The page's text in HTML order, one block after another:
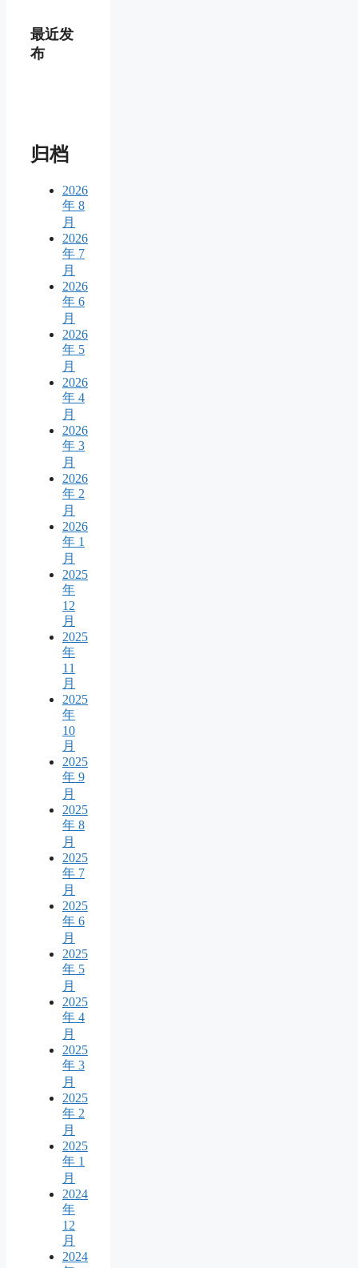
最近发
布
归档
2026
年 8
月
2026
年 7
月
2026
年 6
月
2026
年 5
月
2026
年 4
月
2026
年 3
月
2026
年 2
月
2026
年 1
月
2025
年
12
月
2025
年
11
月
2025
年
10
月
2025
年 9
月
2025
年 8
月
2025
年 7
月
2025
年 6
月
2025
年 5
月
2025
年 4
月
2025
年 3
月
2025
年 2
月
2025
年 1
月
2024
年
12
月
2024